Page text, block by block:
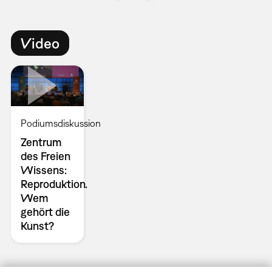
Video
Podiumsdiskussion
Zentrum
des Freien
Wissens:
Reproduktion.
Wem
gehört die
Kunst?